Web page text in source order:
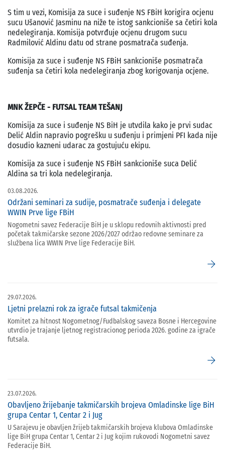
S tim u vezi, Komisija za suce i suđenje NS FBiH korigira ocjenu
sucu Ušanović Jasminu na niže te istog sankcioniše sa četiri kola
nedelegiranja. Komisija potvrđuje ocjenu drugom sucu
Radmilović Aldinu datu od strane posmatrača suđenja.
Komisija za suce i suđenje NS FBiH sankcioniše posmatrača
suđenja sa četiri kola nedelegiranja zbog korigovanja ocjene.
MNK ŽEPČE - FUTSAL TEAM TEŠANJ
Komisija za suce i suđenje NS BiH je utvdila kako je prvi sudac
Delić Aldin napravio pogrešku u suđenju i primjeni PFI kada nije
dosudio kazneni udarac za gostujuću ekipu.
Komisija za suce i suđenje NS FBiH sankcioniše suca Delić
Aldina sa tri kola nedelegiranja.
03.08.2026.
Održani seminari za sudije, posmatrače suđenja i delegate
WWIN Prve lige FBiH
Nogometni savez Federacije BiH je u sklopu redovnih aktivnosti pred
početak takmičarske sezone 2026/2027 održao redovne seminare za
službena lica WWIN Prve lige Federacije BiH.
arrow_forward
29.07.2026.
Ljetni prelazni rok za igrače futsal takmičenja
Komitet za hitnost Nogometnog/Fudbalskog saveza Bosne i Hercegovine
utvrdio je trajanje ljetnog registracionog perioda 2026. godine za igrače
futsala.
arrow_forward
23.07.2026.
Obavljeno žrijebanje takmičarskih brojeva Omladinske lige BiH
grupa Centar 1, Centar 2 i Jug
U Sarajevu je obavljen žrijeb takmičarskih brojeva klubova Omladinske
lige BiH grupa Centar 1, Centar 2 i Jug kojim rukovodi Nogometni savez
Federacije BiH.